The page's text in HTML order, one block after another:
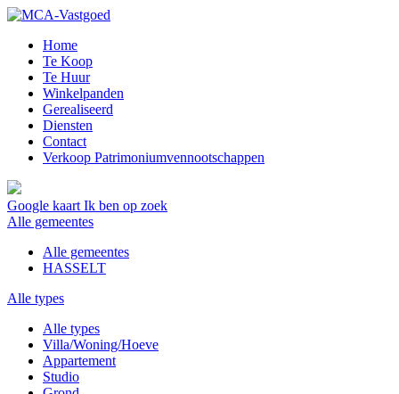
Home
Te Koop
Te Huur
Winkelpanden
Gerealiseerd
Diensten
Contact
Verkoop Patrimoniumvennootschappen
Google kaart Ik ben op zoek
Alle gemeentes
Alle gemeentes
HASSELT
Alle types
Alle types
Villa/Woning/Hoeve
Appartement
Studio